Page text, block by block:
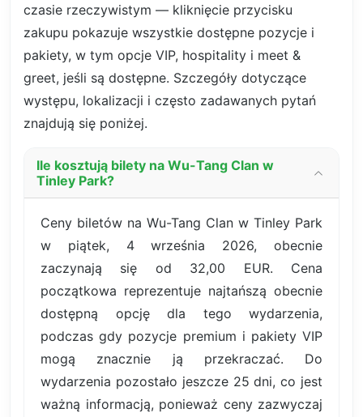
czasie rzeczywistym — kliknięcie przycisku
zakupu pokazuje wszystkie dostępne pozycje i
pakiety, w tym opcje VIP, hospitality i meet &
greet, jeśli są dostępne. Szczegóły dotyczące
występu, lokalizacji i często zadawanych pytań
znajdują się poniżej.
Ile kosztują bilety na Wu-Tang Clan w
Tinley Park?
Ceny biletów na Wu-Tang Clan w Tinley Park
w piątek, 4 września 2026, obecnie
zaczynają się od 32,00 EUR. Cena
początkowa reprezentuje najtańszą obecnie
dostępną opcję dla tego wydarzenia,
podczas gdy pozycje premium i pakiety VIP
mogą znacznie ją przekraczać. Do
wydarzenia pozostało jeszcze 25 dni, co jest
ważną informacją, ponieważ ceny zazwyczaj